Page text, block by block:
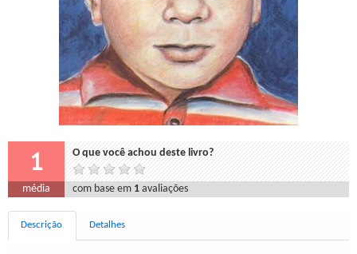
1 O que você achou deste livro?
média com base em 1 avaliações
Descrição Detalhes